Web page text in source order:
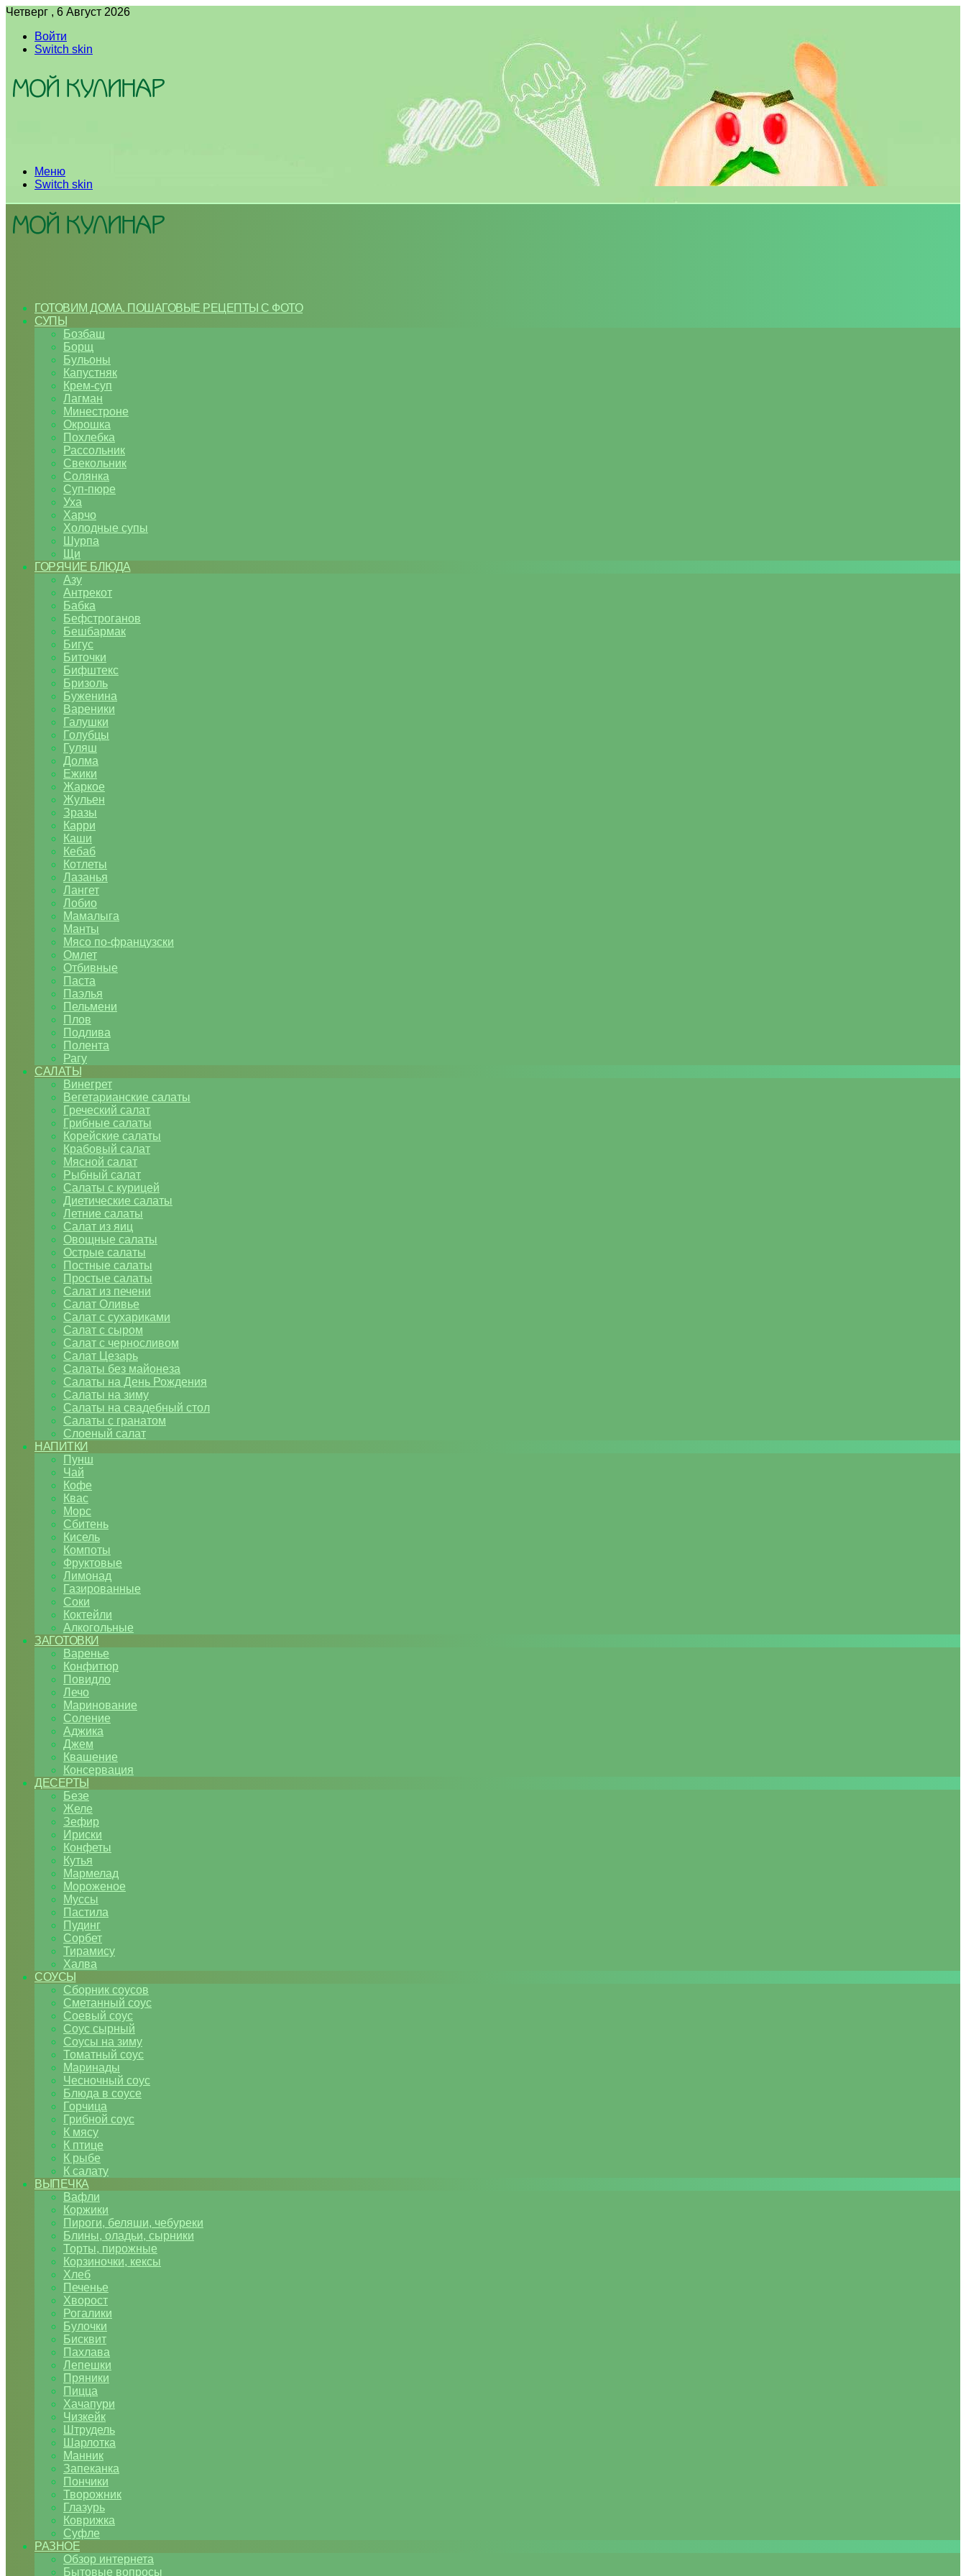
Четверг , 6 Август 2026
Войти
Switch skin
Меню
Switch skin
ГОТОВИМ ДОМА. ПОШАГОВЫЕ РЕЦЕПТЫ С ФОТО
СУПЫ
Бозбаш
Борщ
Бульоны
Капустняк
Крем-суп
Лагман
Минестроне
Окрошка
Похлебка
Рассольник
Свекольник
Солянка
Суп-пюре
Уха
Харчо
Холодные супы
Шурпа
Щи
ГОРЯЧИЕ БЛЮДА
Азу
Антрекот
Бабка
Бефстроганов
Бешбармак
Бигус
Биточки
Бифштекс
Бризоль
Буженина
Вареники
Галушки
Голубцы
Гуляш
Долма
Ежики
Жаркое
Жульен
Зразы
Карри
Каши
Кебаб
Котлеты
Лазанья
Лангет
Лобио
Мамалыга
Манты
Мясо по-французски
Омлет
Отбивные
Паста
Паэлья
Пельмени
Плов
Подлива
Полента
Рагу
САЛАТЫ
Винегрет
Вегетарианские салаты
Греческий салат
Грибные салаты
Корейские салаты
Крабовый салат
Мясной салат
Рыбный салат
Салаты с курицей
Диетические салаты
Летние салаты
Салат из яиц
Овощные салаты
Острые салаты
Постные салаты
Простые салаты
Салат из печени
Салат Оливье
Салат с сухариками
Салат с сыром
Салат с черносливом
Салат Цезарь
Салаты без майонеза
Салаты на День Рождения
Салаты на зиму
Салаты на свадебный стол
Салаты с гранатом
Слоеный салат
НАПИТКИ
Пунш
Чай
Кофе
Квас
Морс
Сбитень
Кисель
Компоты
Фруктовые
Лимонад
Газированные
Соки
Коктейли
Алкогольные
ЗАГОТОВКИ
Варенье
Конфитюр
Повидло
Лечо
Маринование
Соление
Аджика
Джем
Квашение
Консервация
ДЕСЕРТЫ
Безе
Желе
Зефир
Ириски
Конфеты
Кутья
Мармелад
Мороженое
Муссы
Пастила
Пудинг
Сорбет
Тирамису
Халва
СОУСЫ
Сборник соусов
Сметанный соус
Соевый соус
Соус сырный
Соусы на зиму
Томатный соус
Маринады
Чесночный соус
Блюда в соусе
Горчица
Грибной соус
К мясу
К птице
К рыбе
К салату
ВЫПЕЧКА
Вафли
Коржики
Пироги, беляши, чебуреки
Блины, оладьи, сырники
Торты, пирожные
Корзиночки, кексы
Хлеб
Печенье
Хворост
Рогалики
Булочки
Бисквит
Пахлава
Лепешки
Пряники
Пицца
Хачапури
Чизкейк
Штрудель
Шарлотка
Манник
Запеканка
Пончики
Творожник
Глазурь
Коврижка
Суфле
РАЗНОЕ
Обзор интернета
Бытовые вопросы